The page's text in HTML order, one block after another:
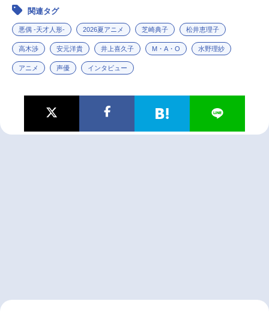
関連タグ
悪偶 -天才人形- 2026夏アニメ 芝崎典子 松井恵理子
高木渉 安元洋貴 井上喜久子 M・A・O 水野理紗
アニメ 声優 インタビュー